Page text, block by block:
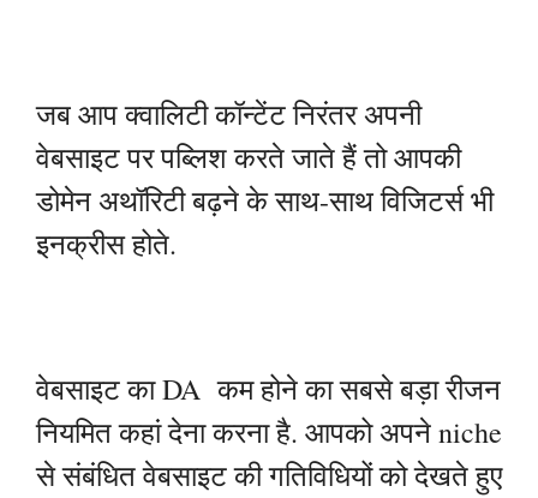
जब आप क्वालिटी कॉन्टेंट निरंतर अपनी
वेबसाइट पर पब्लिश करते जाते हैं तो आपकी
डोमेन अथॉरिटी बढ़ने के साथ-साथ विजिटर्स भी
इनक्रीस होते.
वेबसाइट का DA कम होने का सबसे बड़ा रीजन
नियमित कहां देना करना है. आपको अपने niche
से संबंधित वेबसाइट की गतिविधियों को देखते हुए